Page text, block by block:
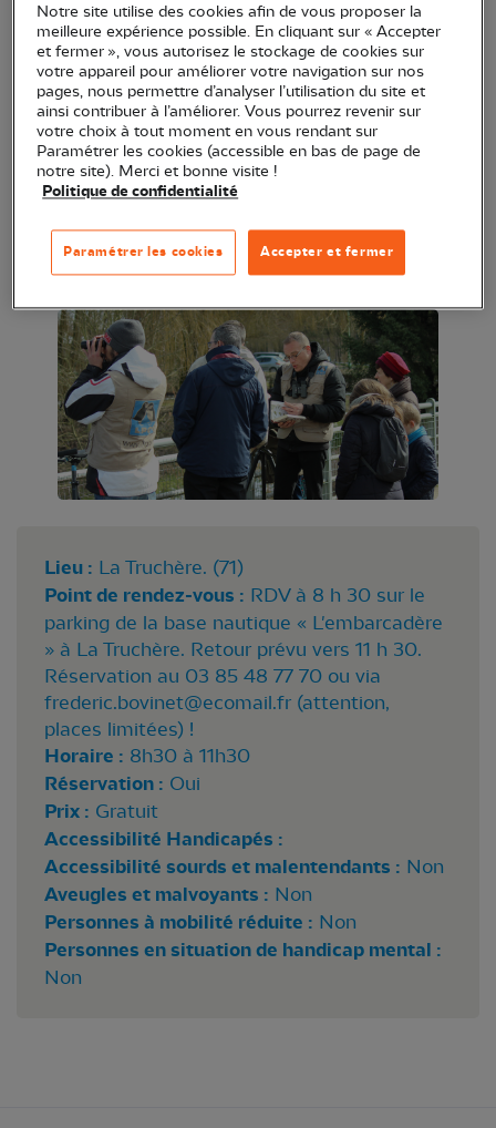
Partez à la découverte de l'avifaune locale à
travers une balade empruntant des chemins
bordant la Seille et ses prairies.
RDV à 8 h 30 sur le parking de la base nautique «
L'embarcadère » à La Truchère. Retour prévu vers 11
frederic.bovinet@ecomail.fr(attention, places
limitées) !
Lieu : La Truchère. (71)
Point de rendez-vous : RDV à 8 h 30 sur le
parking de la base nautique « L'embarcadère
» à La Truchère. Retour prévu vers 11 h 30.
Réservation au 03 85 48 77 70 ou via
frederic.bovinet@ecomail.fr (attention,
places limitées) !
Horaire : 8h30 à 11h30
Réservation : Oui
Prix : Gratuit
Accessibilité Handicapés :
Accessibilité sourds et malentendants : Non
Aveugles et malvoyants : Non
Personnes à mobilité réduite : Non
Personnes en situation de handicap mental :
Non
Notre site utilise des cookies afin de vous proposer la
meilleure expérience possible. En cliquant sur « Accepter
et fermer », vous autorisez le stockage de cookies sur
votre appareil pour améliorer votre navigation sur nos
pages, nous permettre d’analyser l’utilisation du site et
ainsi contribuer à l’améliorer. Vous pourrez revenir sur
votre choix à tout moment en vous rendant sur
Paramétrer les cookies (accessible en bas de page de
notre site). Merci et bonne visite !
Politique de confidentialité
Accepter et fermer
Paramétrer les cookies